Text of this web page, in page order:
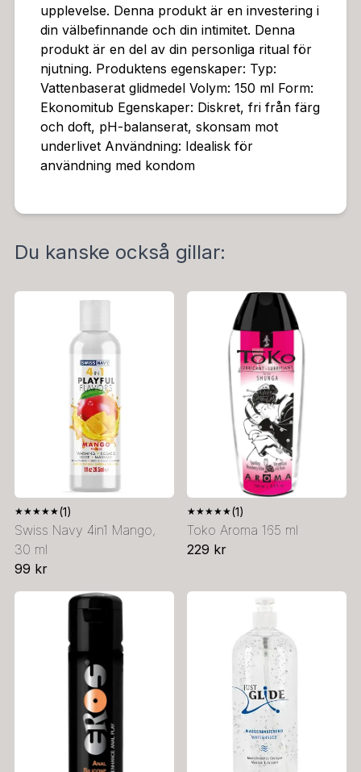
upplevelse. Denna produkt är en investering i
din välbefinnande och din intimitet. Denna
produkt är en del av din personliga ritual för
njutning. Produktens egenskaper: Typ:
Vattenbaserat glidmedel Volym: 150 ml Form:
Ekonomitub Egenskaper: Diskret, fri från färg
och doft, pH-balanserat, skonsam mot
underlivet Användning: Idealisk för
användning med kondom
Du kanske också gillar:
★★★★★(1)
Swiss Navy 4in1 Mango,
30 ml
99 kr
★★★★★(1)
Toko Aroma 165 ml
229 kr